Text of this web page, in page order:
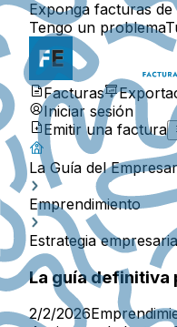
Exponga facturas
Tengo un problema
Facturas
Iniciar sesión
Emitir una factura
La Guía del
Emprendimiento
Estrategia
La guía definitiva
2/2/2026